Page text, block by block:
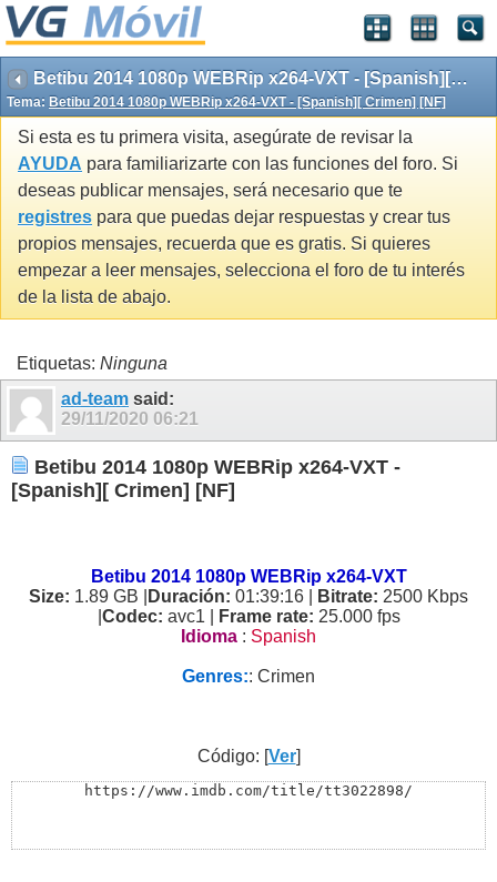
Betibu 2014 1080p WEBRip x264-VXT - [Spanish][ Crimen] [NF]
Tema: Betibu 2014 1080p WEBRip x264-VXT - [Spanish][ Crimen] [NF]
Si esta es tu primera visita, asegúrate de revisar la
AYUDA para familiarizarte con las funciones del foro. Si
deseas publicar mensajes, será necesario que te
registres para que puedas dejar respuestas y crear tus
propios mensajes, recuerda que es gratis. Si quieres
empezar a leer mensajes, selecciona el foro de tu interés
de la lista de abajo.
Etiquetas: Ninguna
ad-team said:
29/11/2020 06:21
Betibu 2014 1080p WEBRip x264-VXT -
[Spanish][ Crimen] [NF]
Betibu 2014 1080p WEBRip x264-VXT
Size: 1.89 GB | Duración: 01:39:16 | Bitrate: 2500 Kbps
Codec: avc1 | Frame rate: 25.000 fps
Idioma : Spanish
Genres:: Crimen
Código: [Ver]
https://www.imdb.com/title/tt3022898/